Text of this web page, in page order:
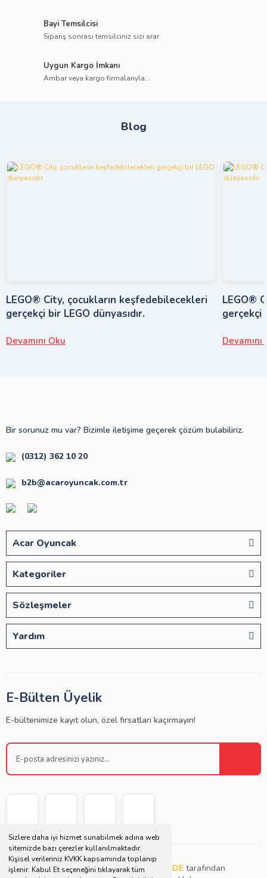
Sizlere daha iyi hizmet sunabilmek adına web
sitemizde bazı çerezler kullanılmaktadır.
Kişisel verileriniz KVKK kapsamında toplanıp
işlenir. Kabul Et seçeneğini tıklayarak tüm
Bayi Temsilcisi
Sipariş sonrası temsilciniz sizi arar
Uygun Kargo İmkanı
Ambar veya kargo firmalarıyla...
Blog
LEGO® City, çocukların keşfedebilecekleri
gerçekçi bir LEGO dünyasıdır.
Devamını Oku
LEGO®
gerçekçi
Devamını
Bir sorunuz mu var? Bizimle iletişime geçerek çözüm bulabiliriz.
(0312) 362 10 20
b2b@acaroyuncak.com.tr
Acar Oyuncak
Kategoriler
Sözleşmeler
Yardım
E-Bülten Üyelik
E-bültenimize kayıt olun, özel fırsatları kaçırmayın!
Copyright © 2021 | Bu websitesiMüjdat DEDE tarafından